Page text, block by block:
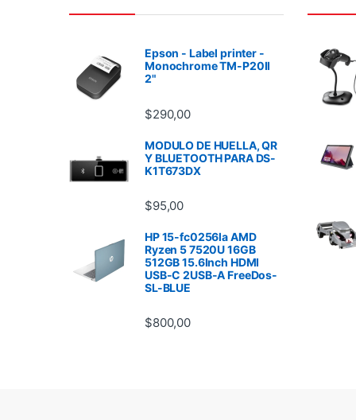
Epson - Label printer -
Monochrome TM-P20II
2"
$290,00
MODULO DE HUELLA, QR
Y BLUETOOTH PARA DS-
K1T673DX
$95,00
HP 15-fc0256la AMD
Ryzen 5 7520U 16GB
512GB 15.6Inch HDMI
USB-C 2USB-A FreeDos-
SL-BLUE
$800,00